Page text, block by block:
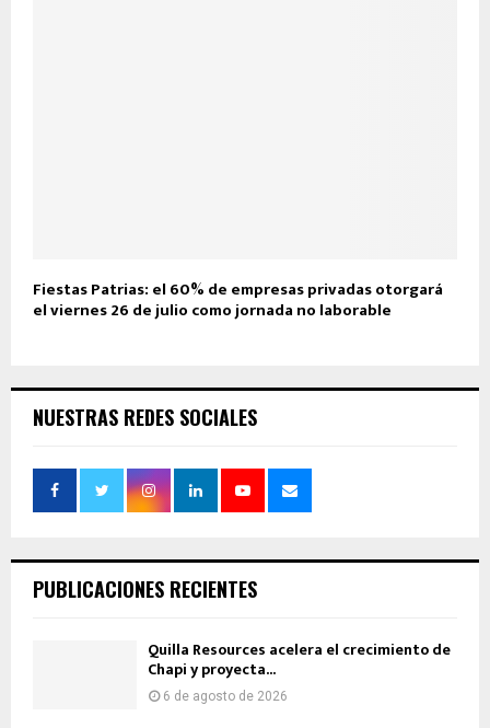
Fiestas Patrias: el 60% de empresas privadas otorgará
el viernes 26 de julio como jornada no laborable
NUESTRAS REDES SOCIALES
PUBLICACIONES RECIENTES
Quilla Resources acelera el crecimiento de
Chapi y proyecta...
6 de agosto de 2026